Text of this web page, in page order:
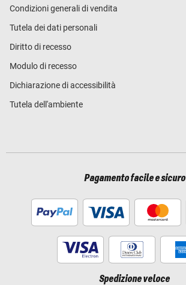
Condizioni generali di vendita
Tutela dei dati personali
Diritto di recesso
Modulo di recesso
Dichiarazione di accessibilità
Tutela dell'ambiente
Pagamento facile e sicuro
Spedizione veloce